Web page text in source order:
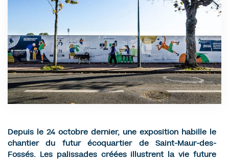
Depuis le 24 octobre dernier, une exposition habille le
chantier du futur écoquartier de Saint-Maur-des-
Fossés. Les palissades créées illustrent la vie future